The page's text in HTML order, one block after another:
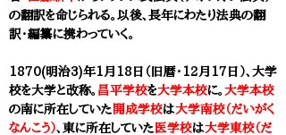
の翻訳を命じられる。以後、長年にわたり法典の翻
訳・編纂に携わっていく。
1870(明治3)年1月18日（旧暦・12月17日）、 大学
校を大学と改称。 昌平学校を大学本校に。 大学本校
の南に所在していた 開成学校は大学南校（だいがく
なんこう）、東に所在していた 医学校は大学東校（だ